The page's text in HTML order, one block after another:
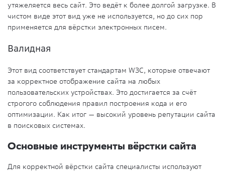
утяжеляется весь сайт. Это ведёт к более долгой загрузке. В
чистом виде этот вид уже не используется, но до сих пор
применяется для вёрстки электронных писем.
Валидная
Этот вид соответствует стандартам W3С, которые отвечают
за корректное отображение сайта на любых
пользовательских устройствах. Это достигается за счёт
строгого соблюдения правил построения кода и его
оптимизации. Как итог — высокий уровень репутации сайта
в поисковых системах.
Основные инструменты вёрстки сайта
Для корректной вёрстки сайта специалисты используют